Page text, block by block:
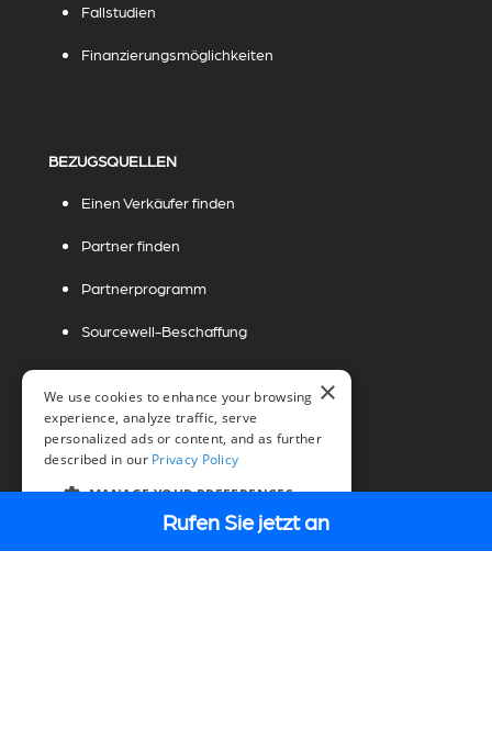
Rufen Sie jetzt an
Fallstudien
Finanzierungsmöglichkeiten
BEZUGSQUELLEN
Einen Verkäufer finden
Partner finden
Partnerprogramm
Sourcewell-Beschaffung
Beschaffung von Kanus
Wir unterstützen mit Stolz den amerikanischen
Straßenbau und die Verkehrssicherheit |
×
We use cookies to enhance your browsing
experience, analyze traffic, serve
personalized ads or content, and as further
described in our Privacy Policy
MANAGE YOUR PREFERENCES